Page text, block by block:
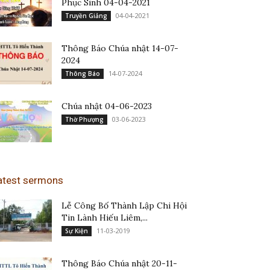
Phục Sinh 04-04-2021
Truyền Giảng 04-04-2021
Thông Báo Chúa nhật 14-07-
2024
Thông Báo 14-07-2024
Chúa nhật 04-06-2023
Thờ Phượng 03-06-2023
sermons
Lễ Công Bố Thành Lập Chi Hội
Tin Lành Hiếu Liêm,...
Sự Kiện 11-03-2019
Thông Báo Chúa nhật 20-11-